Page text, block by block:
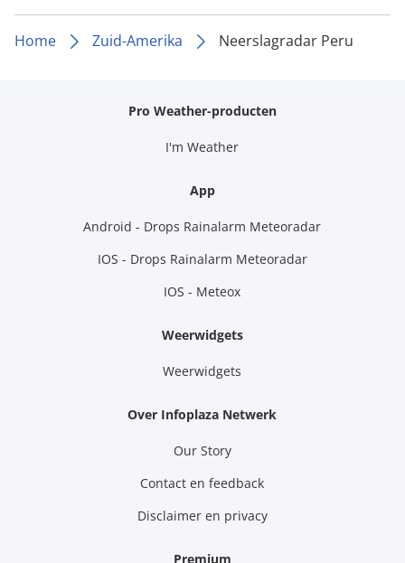
Home Zuid-Amerika Neerslagradar Peru
Pro Weather-producten
I'm Weather
App
Android - Drops Rainalarm Meteoradar
IOS - Drops Rainalarm Meteoradar
IOS - Meteox
Weerwidgets
Weerwidgets
Over Infoplaza Netwerk
Our Story
Contact en feedback
Disclaimer en privacy
Premium